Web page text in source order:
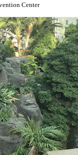
Center